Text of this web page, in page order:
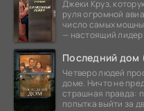
Джеки Круз,
руля огромной
число самых
— настоящий
Последний дом
Четверо людей
доме. Ничто не
страшная правда:
попытка выйти за